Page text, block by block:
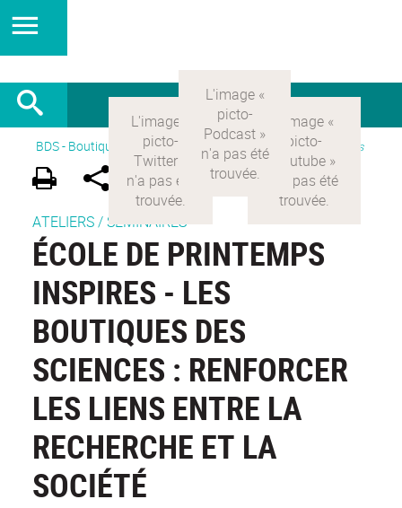
BDS - Boutique des sciences Version Française>Actualités
ATELIERS / SÉMINAIRES
ÉCOLE DE PRINTEMPS
INSPIRES - LES
BOUTIQUES DES
SCIENCES : RENFORCER
LES LIENS ENTRE LA
RECHERCHE ET LA
SOCIÉTÉ